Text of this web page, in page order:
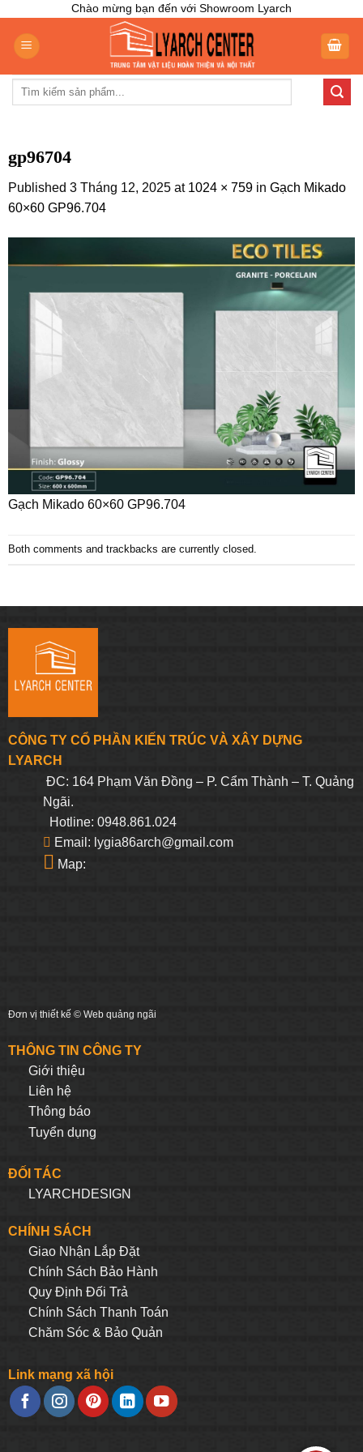
content
Chào mừng bạn đến với Showroom Lyarch
Tìm
gp96704
Published 3 Tháng 12, 2025 at 1024 × 759 in Gạch Mikado
60×60 GP96.704
Gạch Mikado 60×60 GP96.704
Both comments and trackbacks are currently closed.
CÔNG TY CỔ PHẦN KIẾN TRÚC VÀ XÂY DỰNG
LYARCH
ĐC: 164 Phạm Văn Đồng – P. Cẩm Thành – T. Quảng
Ngãi.
Hotline: 0948.861.024
Email: lygia86arch@gmail.com
Map:
Đơn vị thiết kế © Web quảng ngãi
THÔNG TIN CÔNG TY
Giới thiệu
Liên hệ
Thông báo
Tuyển dụng
ĐỐI TÁC
LYARCHDESIGN
CHÍNH SÁCH
Giao Nhận Lắp Đặt
Chính Sách Bảo Hành
Quy Định Đối Trả
Chính Sách Thanh Toán
Chăm Sóc & Bảo Quản
Link mạng xã hội